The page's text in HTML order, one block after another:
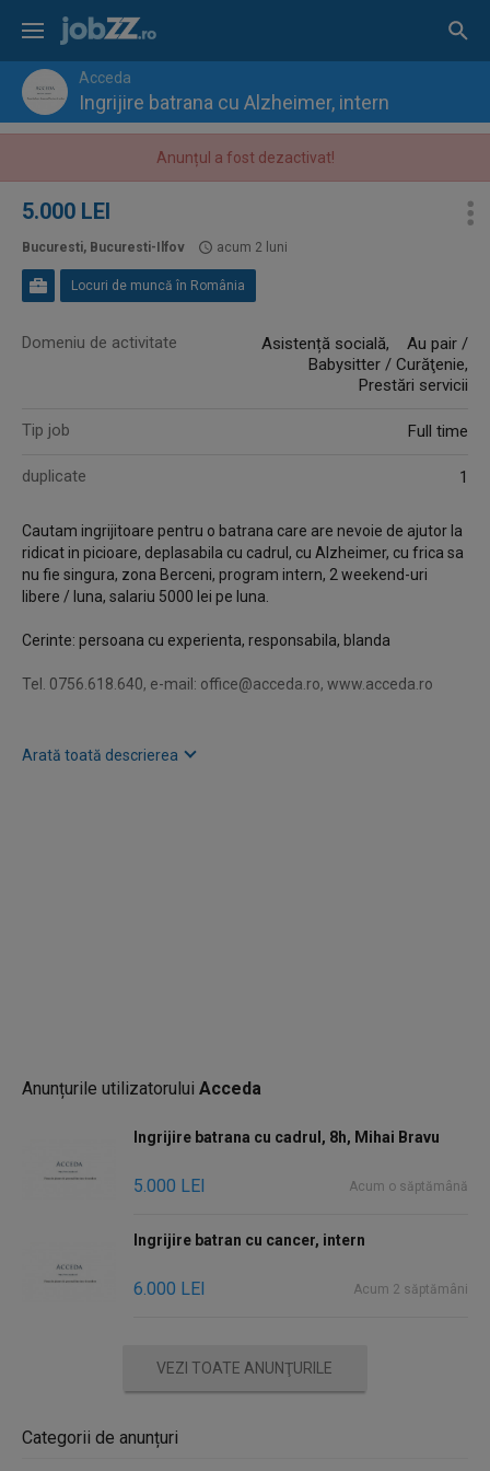
Acceda
Ingrijire batrana cu Alzheimer, intern
Anunțul a fost dezactivat!
5.000 LEI
Bucuresti, Bucuresti-Ilfov acum 2 luni
Locuri de muncă în România
Domeniu de activitate
Asistență socială, Au pair /
Babysitter / Curăţenie,
Prestări servicii
Tip job Full time
duplicate 1
Cautam ingrijitoare pentru o batrana care are nevoie de ajutor la
ridicat in picioare, deplasabila cu cadrul, cu Alzheimer, cu frica sa
nu fie singura, zona Berceni, program intern, 2 weekend-uri
libere / luna, salariu 5000 lei pe luna.
Cerinte: persoana cu experienta, responsabila, blanda
Tel. 0756.618.640, e-mail: office@acceda.ro, www.acceda.ro
Acceda, firma de plasare de personal infiintata in 2006, care nu
Arată toată descrierea
Anunțurile utilizatoruluiAcceda
Ingrijire batrana cu cadrul, 8h, Mihai Bravu
5.000 LEI Acum o săptămână
Ingrijire batran cu cancer, intern
6.000 LEI Acum 2 săptămâni
VEZI TOATE ANUNŢURILE
Categorii de anunțuri